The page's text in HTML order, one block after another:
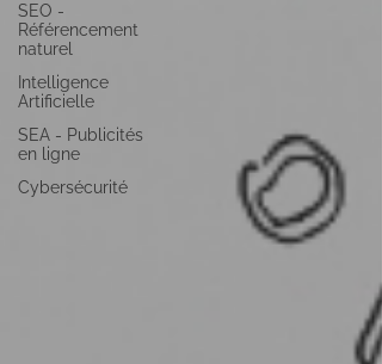
SEO -
Référencement
naturel
Intelligence
Artificielle
SEA - Publicités
en ligne
Cybersécurité